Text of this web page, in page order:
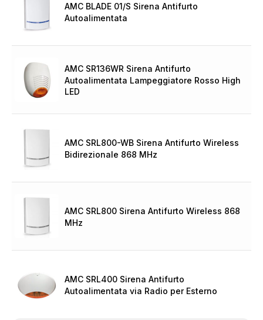
AMC BLADE 01/S Sirena Antifurto
Autoalimentata
AMC SR136WR Sirena Antifurto
Autoalimentata Lampeggiatore Rosso High
LED
AMC SRL800-WB Sirena Antifurto Wireless
Bidirezionale 868 MHz
AMC SRL800 Sirena Antifurto Wireless 868
MHz
AMC SRL400 Sirena Antifurto
Autoalimentata via Radio per Esterno